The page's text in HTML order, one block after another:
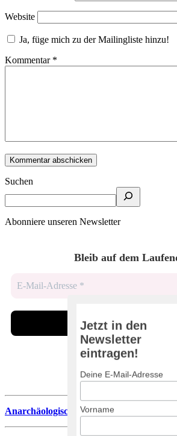
Website
Ja, füge mich zu der Mailingliste hinzu!
Kommentar *
Suchen
Abonniere unseren Newsletter
Bleib auf dem
Wir senden keinen Spam! Erfahre
Anarchäologische Literaturdatenbank
Jetzt in den
Newsletter
eintragen!
Deine E-Mail-Adresse
Vorname